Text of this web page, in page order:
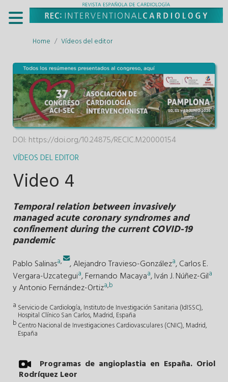
Home Vídeos del editor
DOI: https://doi.org/10.24875/RECIC.M20000154
VÍDEOS DEL EDITOR
Video 4
Temporal relation between invasively
managed acute coronary syndromes and
confinement during the current COVID-19
pandemic
Pablo Salinasa, ,Alejandro Travieso-Gonzáleza,Carlos E.
Vergara-Uzcateguia,Fernando Macayaa,Iván J. Núñez-Gila
yAntonio Fernández-Ortiza,b
a Servicio de Cardiología, Instituto de Investigación Sanitaria (IdISSC),
Hospital Clínico San Carlos, Madrid, España
bCentro Nacional de Investigaciones Cardiovasculares (CNIC), Madrid,
España
Programas de angioplastia en España. Oriol
Rodríquez Leor